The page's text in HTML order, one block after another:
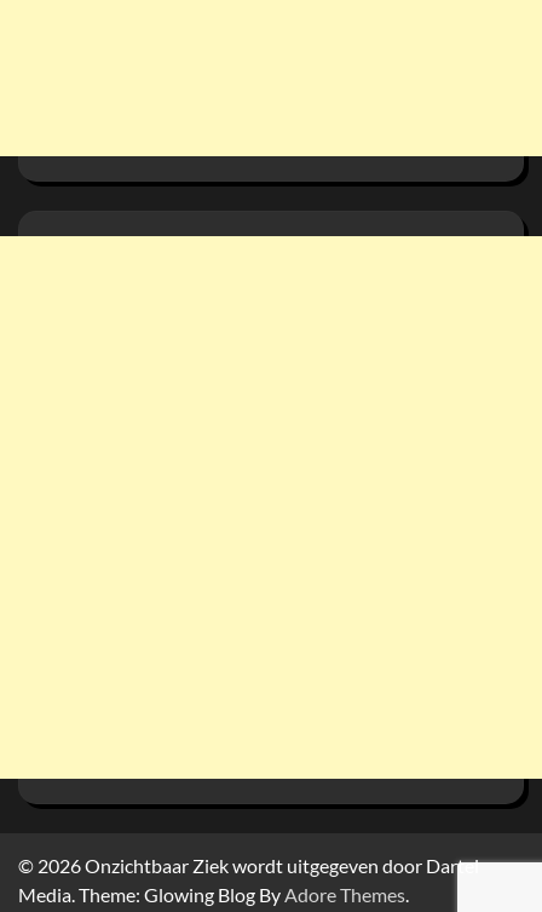
© 2026Onzichtbaar Ziek wordt uitgegeven door Dartel
Media. Theme: Glowing Blog ByAdore Themes.